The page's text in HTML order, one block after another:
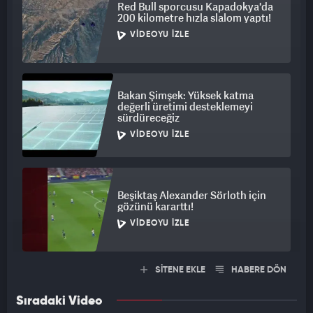
çalışırken, bazı sendikaların taleplerinin karşılanmaması
halinde Dünya Kupası süresince protestolara devam edeceği
öğrenildi.
GÖSTERİLER MAÇ GÜNÜ DE SÜREBİLİR
Meksikalı göstericiler, 2026 FIFA Dünya Kupası'nın açılış maçı
öncesinde gösterilerine devam etmeyi planlıyor.
Yerel kaynaklar, bazı grupların stadyuma giden güzergahlarda
yürüyüş ve protesto yaparak yolları kapatmak istediğinden
bahsederken, yetkililer maç için stadyuma erken gidilmesi
uyarısında bulundu.
2026 FIFA Dünya Kupası açılış maçı, yarın A Grubu'nda ev
sahiplerinden Meksika ile Güney Afrika arasında Mexico City
Stadı'nda TSİ 22.00'de oynayacak.
Red Bull sporcusu Kapadokya'da
200 kilometre hızla slalom yaptı!
VIDEOYU İZLE
Bakan Şimşek: Yüksek katma
değerli üretimi desteklemeyi
sürdüreceğiz
VIDEOYU İZLE
Beşiktaş Alexander Sörloth için
gözünü kararttı!
VIDEOYU İZLE
SİTENE EKLE HABERE DÖN
Sıradaki Video